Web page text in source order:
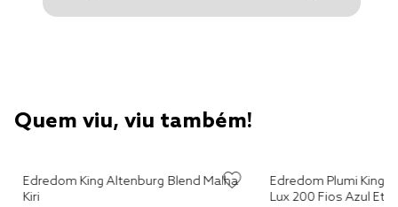
Quem viu, viu também!
Edredom King Altenburg Blend Malha
Kiri
Edredom Plumi King Altenburg Algodão
Lux 200 Fios Azul